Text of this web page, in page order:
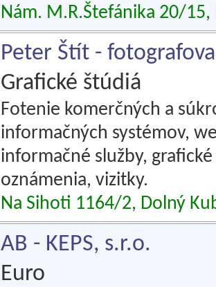
Nám. M.R.Štefánika 20/15,
Peter Štít -
Grafické štúdiá
Fotenie komerčných a
informačných systémov,
informačné služby,
oznámenia, vizitky.
Na Sihoti 1164/2, Dolný
AB - KEPS, s.r.o.
Euro